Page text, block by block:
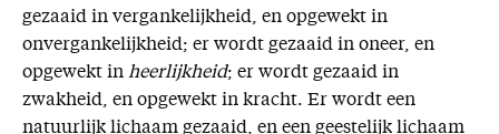
gezaaid in vergankelijkheid, en opgewekt in
onvergankelijkheid; er wordt gezaaid in oneer, en
opgewekt in heerlijkheid; er wordt gezaaid in
zwakheid, en opgewekt in kracht. Er wordt een
natuurlijk lichaam gezaaid, en een geestelijk lichaam